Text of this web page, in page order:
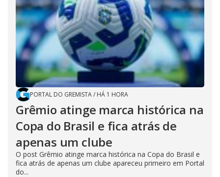
PORTAL DO GREMISTA/ HÁ 1 HORA
Grêmio atinge marca histórica na
Copa do Brasil e fica atrás de
apenas um clube
O post Grêmio atinge marca histórica na Copa do Brasil e
fica atrás de apenas um clube apareceu primeiro em Portal
do...